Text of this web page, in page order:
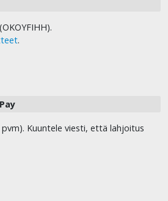
.
Kuuntele viesti, että lahjoitus